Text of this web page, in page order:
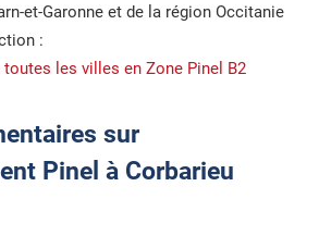
et-Garonne et de la région Occitanie
:
toutes les villes en Zone Pinel B2
sur
Pinel à Corbarieu